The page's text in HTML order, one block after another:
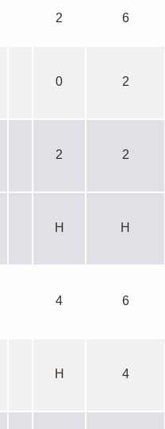
2 6
0 2
2 2
H H
4 6
H 4